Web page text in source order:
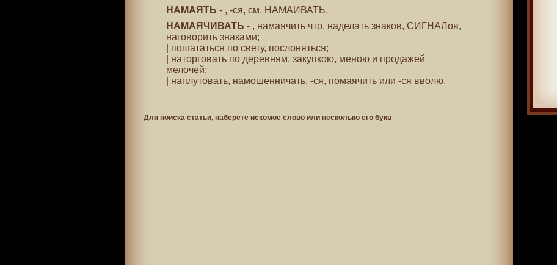
НАМАЯТЬ - , -ся, см. НАМАИВАТЬ.
НАМАЯЧИВАТЬ - , намаячить что, наделать знаков, СИГНАЛов,
наговорить знаками;
| пошататься по свету, послоняться;
| наторговать по деревням, закупкою, меною и продажей
мелочей;
| наплутовать, намошенничать. -ся, помаячить или -ся вволю.
Для поиска статьи, наберете искомое слово или несколько его букв